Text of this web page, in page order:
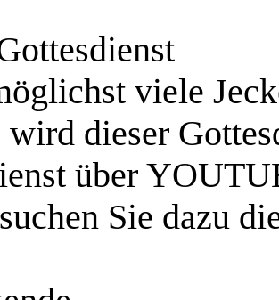
viele
wird dieser
über
Sie dazu